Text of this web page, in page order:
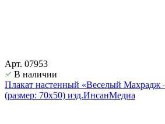
Арт. 07953
В наличии
Плакат настенный «Веселый Махрадж
(размер: 70х50) изд.ИнсанМедиа